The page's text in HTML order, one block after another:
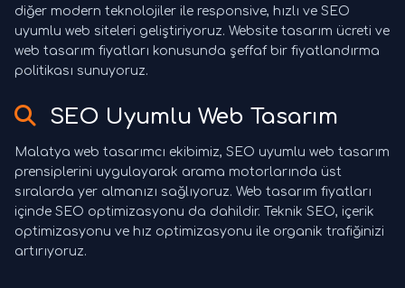
diğer modern teknolojiler ile responsive, hızlı ve SEO
uyumlu web siteleri geliştiriyoruz. Website tasarım ücreti ve
web tasarım fiyatları konusunda şeffaf bir fiyatlandırma
politikası sunuyoruz.
SEO Uyumlu Web Tasarım
Malatya web tasarımcı ekibimiz, SEO uyumlu web tasarım
prensiplerini uygulayarak arama motorlarında üst
sıralarda yer almanızı sağlıyoruz. Web tasarım fiyatları
içinde SEO optimizasyonu da dahildir. Teknik SEO, içerik
optimizasyonu ve hız optimizasyonu ile organik trafiğinizi
artırıyoruz.